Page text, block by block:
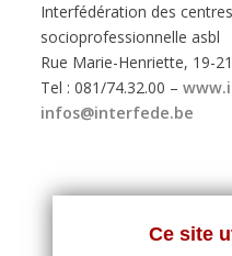
Ce site
Interfédération des
socioprofessionnelle asbl
Rue Marie-Henriette, 19-
Tel : 081/74.32.00 –
infos@interfede.be